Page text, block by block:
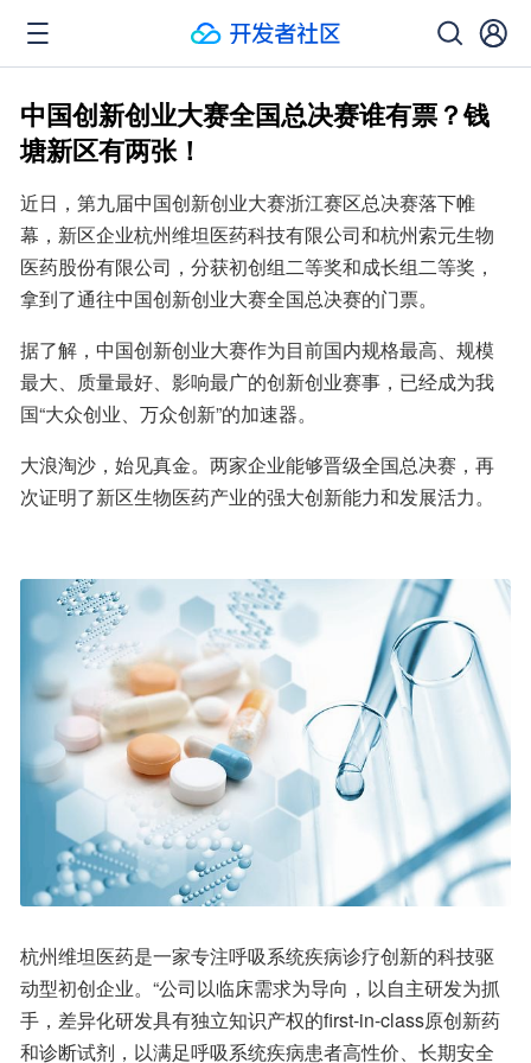
中国创新创业大赛全国总决赛谁有票？钱
塘新区有两张！
近日，第九届中国创新创业大赛浙江赛区总决赛落下帷
幕，新区企业杭州维坦医药科技有限公司和杭州索元生物
医药股份有限公司，分获初创组二等奖和成长组二等奖，
拿到了通往中国创新创业大赛全国总决赛的门票。
据了解，中国创新创业大赛作为目前国内规格最高、规模
最大、质量最好、影响最广的创新创业赛事，已经成为我
国“大众创业、万众创新”的加速器。
大浪淘沙，始见真金。两家企业能够晋级全国总决赛，再
次证明了新区生物医药产业的强大创新能力和发展活力。
杭州维坦医药是一家专注呼吸系统疾病诊疗创新的科技驱
动型初创企业。“公司以临床需求为导向，以自主研发为抓
手，差异化研发具有独立知识产权的first-in-class原创新药
和诊断试剂，以满足呼吸系统疾病患者高性价、长期安全